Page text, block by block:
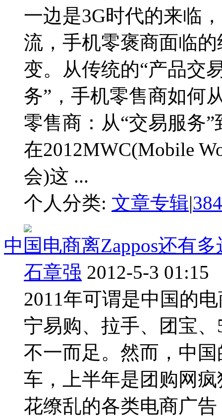
一边是3G时代的来临
流，手机零褒商面临
变。从传统的“产品交
务”，手机零售商如何
零售商：从“交易服务
在2012MWC(Mobile
会)这 ...
个人分类: 文章专辑|
中国电商离Zappos还有多
石章强 2012-5-3 01:15
2011年可谓是中国的
宁易购、拉手、团宝
不一而足。然而，中
车，上半年是团购网
花缭乱的各类电商广